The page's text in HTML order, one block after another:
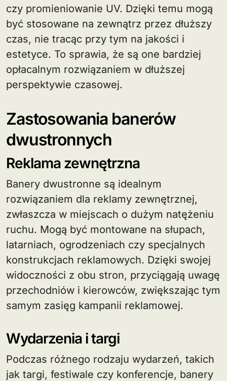
czy promieniowanie UV. Dzięki temu mogą
być stosowane na zewnątrz przez dłuższy
czas, nie tracąc przy tym na jakości i
estetyce. To sprawia, że są one bardziej
opłacalnym rozwiązaniem w dłuższej
perspektywie czasowej.
Zastosowania banerów
dwustronnych
Reklama zewnętrzna
Banery dwustronne są idealnym
rozwiązaniem dla reklamy zewnętrznej,
zwłaszcza w miejscach o dużym natężeniu
ruchu. Mogą być montowane na słupach,
latarniach, ogrodzeniach czy specjalnych
konstrukcjach reklamowych. Dzięki swojej
widoczności z obu stron, przyciągają uwagę
przechodniów i kierowców, zwiększając tym
samym zasięg kampanii reklamowej.
Wydarzenia i targi
Podczas różnego rodzaju wydarzeń, takich
jak targi, festiwale czy konferencje, banery